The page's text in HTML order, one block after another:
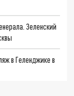
Зеленский
в Геленджике в